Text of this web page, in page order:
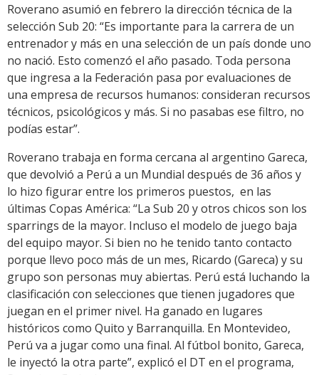
Roverano asumió en febrero la dirección técnica de la
selección Sub 20: “Es importante para la carrera de un
entrenador y más en una selección de un país donde uno
no nació. Esto comenzó el año pasado. Toda persona
que ingresa a la Federación pasa por evaluaciones de
una empresa de recursos humanos: consideran recursos
técnicos, psicológicos y más. Si no pasabas ese filtro, no
podías estar”.
Roverano trabaja en forma cercana al argentino Gareca,
que devolvió a Perú a un Mundial después de 36 años y
lo hizo figurar entre los primeros puestos, en las
últimas Copas América: “La Sub 20 y otros chicos son los
sparrings de la mayor. Incluso el modelo de juego baja
del equipo mayor. Si bien no he tenido tanto contacto
porque llevo poco más de un mes, Ricardo (Gareca) y su
grupo son personas muy abiertas. Perú está luchando la
clasificación con selecciones que tienen jugadores que
juegan en el primer nivel. Ha ganado en lugares
históricos como Quito y Barranquilla. En Montevideo,
Perú va a jugar como una final. Al fútbol bonito, Gareca,
le inyectó la otra parte”, explicó el DT en el programa,